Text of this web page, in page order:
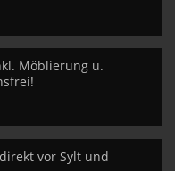
Möblierung u.
vor Sylt und